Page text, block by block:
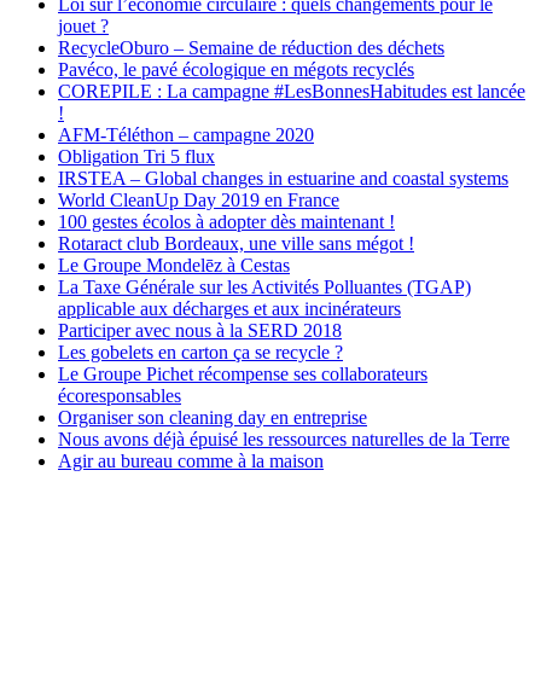
Loi sur l’économie circulaire : quels changements pour le
jouet ?
RecycleOburo – Semaine de réduction des déchets
Pavéco, le pavé écologique en mégots recyclés
COREPILE : La campagne #LesBonnesHabitudes est lancée
!
AFM-Téléthon – campagne 2020
Obligation Tri 5 flux
IRSTEA – Global changes in estuarine and coastal systems
World CleanUp Day 2019 en France
100 gestes écolos à adopter dès maintenant !
Rotaract club Bordeaux, une ville sans mégot !
Le Groupe Mondelēz à Cestas
La Taxe Générale sur les Activités Polluantes (TGAP)
applicable aux décharges et aux incinérateurs
Participer avec nous à la SERD 2018
Les gobelets en carton ça se recycle ?
Le Groupe Pichet récompense ses collaborateurs
écoresponsables
Organiser son cleaning day en entreprise
Nous avons déjà épuisé les ressources naturelles de la Terre
Agir au bureau comme à la maison